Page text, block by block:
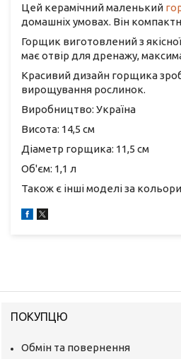
Цей керамічний маленький
домашніх умовах. Він
Горщик виготовлений з
має отвір для дренажу,
Красивий дизайн горщика
вирощування рослинок.
Виробництво: Україна
Висота: 14,5 см
Діаметр горщика: 11,5 см
Об'єм: 1,1 л
Також є інші моделі за кольори
ПОКУПЦЮ
Обмін та повернення